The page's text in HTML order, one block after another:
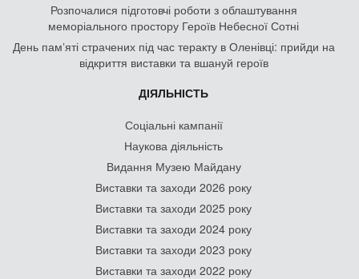
Розпочалися підготовчі роботи з облаштування
меморіального простору Героїв Небесної Сотні
День памʼяті страчених під час теракту в Оленівці: прийди на
відкриття виставки та вшануй героїв
ДІЯЛЬНІСТЬ
Соціальні кампанії
Наукова діяльність
Видання Музею Майдану
Виставки та заходи 2026 року
Виставки та заходи 2025 року
Виставки та заходи 2024 року
Виставки та заходи 2023 року
Виставки та заходи 2022 року